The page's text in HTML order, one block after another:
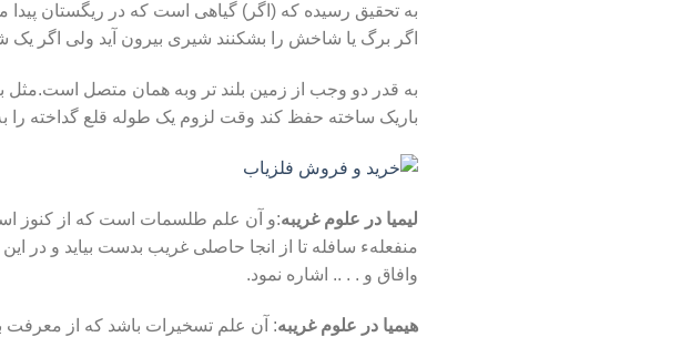
به تحقیق رسیده که (اگر) گیاهی است که در ریگستان
اگر برگ یا شاخش را بشکنند شیری بیرون آید ولی اگر
به قدر دو وجب از زمین بلند تر وبه همان متصل است.مثل
باریک ساخته حفظ کند وقت لزوم یک طوله قلع گداخته را
لیمیا در علوم غریبه:و آن علم طلسمات است که از کنوز
منفعلهء سافله تا از انجا حاصلی غریب بدست بیاید و در
وافاق و . . .. اشاره نمود.
هیمیا در علوم غریبه: آن علم تسخیرات باشد که از معرفت